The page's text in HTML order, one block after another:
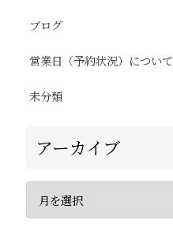
ブログ
営業日（予約状況）について
未分類
アーカイブ